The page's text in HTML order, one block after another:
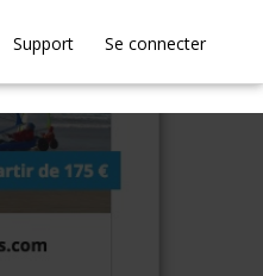
Support Se connecter